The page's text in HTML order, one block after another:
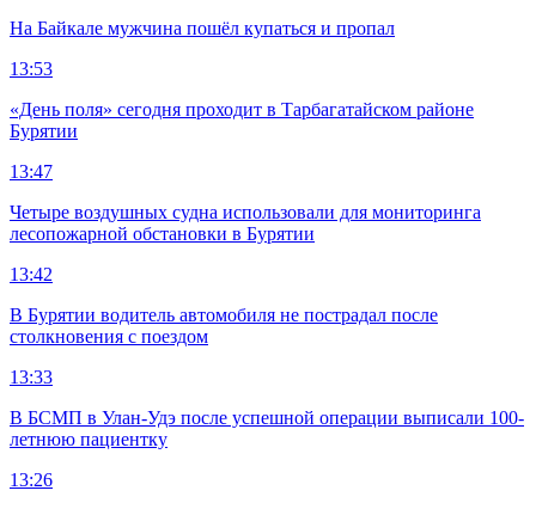
На Байкале мужчина пошёл купаться и пропал
13:53
«День поля» сегодня проходит в Тарбагатайском районе
Бурятии
13:47
Четыре воздушных судна использовали для мониторинга
лесопожарной обстановки в Бурятии
13:42
В Бурятии водитель автомобиля не пострадал после
столкновения с поездом
13:33
В БСМП в Улан-Удэ после успешной операции выписали 100-
летнюю пациентку
13:26